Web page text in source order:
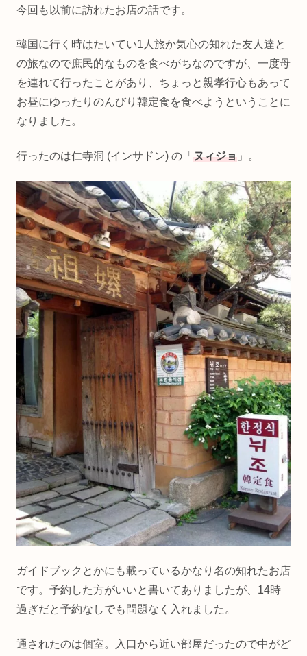
今回も以前に訪れたお店の話です。
韓国に行く時はたいてい1人旅か気心の知れた友人達と
の旅なので庶民的なものを食べがちなのですが、一度母
を連れて行ったことがあり、ちょっと親孝行心もあって
お昼にゆったりのんびり韓定食を食べようということに
なりました。
行ったのは仁寺洞 (インサドン) の「 ヌィジョ 」。
ガイドブックとかにも載っているかなり名の知れたお店
です。予約した方がいいと書いてありましたが、14時
過ぎだと予約なしでも問題なく入れました。
通されたのは個室。入口から近い部屋だったので中がど